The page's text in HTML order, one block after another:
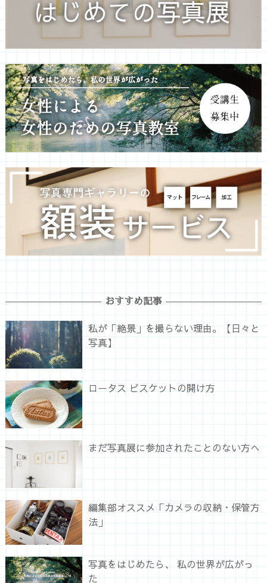
おすすめ記事
私が「絶景」を撮らない理由。【日々と
写真】
ロータス ビスケットの開け方
まだ写真展に参加されたことのない方へ
編集部オススメ「カメラの収納・保管方
法」
写真をはじめたら、 私の世界が広がっ
た